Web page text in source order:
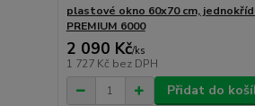
plastové okno 60x70 cm,
PREMIUM 6000
2 090 Kč/ks
1 727 Kč bez DPH
Přidat do